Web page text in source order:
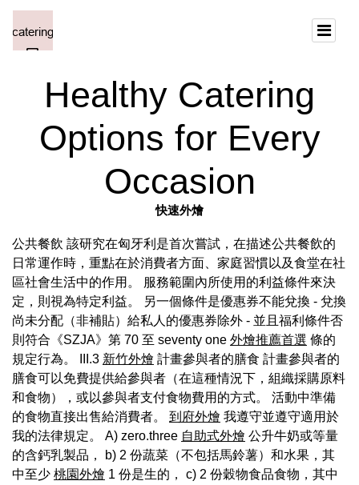
Healthy Catering
Options for Every
Occasion
快速外燴
公共餐飲 該研究在匈牙利是首次嘗試，在描述公共餐飲的
日常運作時，重點在於消費者方面、家庭習慣以及食堂在社
區社會生活中的作用。 服務範圍內所使用的利益條件來決
定，則視為特定利益。 另一個條件是優惠券不能兌換 - 兌換
尚未分配（非補貼）給私人的優惠券除外 - 並且福利條件否
則符合《SZJA》第 70 至 seventy one 外燴推薦首選 條的
規定行為。 III.3 新竹外燴 計畫參與者的膳食 計畫參與者的
膳食可以免費提供給參與者（在這種情況下，組織採購原料
和食物），或以參與者支付食物費用的方式。 活動中準備
的食物直接出售給消費者。 到府外燴 我遵守並遵守適用於
我的法律規定。 A) zero.three 自助式外燴 公升牛奶或等量
的含鈣乳製品， b) 2 份蔬菜（不包括馬鈴薯）和水果，其
中至少 桃園外燴 1 份是生的， c) 2 份穀物食品食物，其中